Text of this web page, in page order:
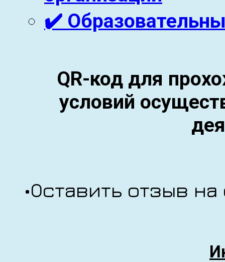
✔️
QR-код для
условий
•Оставить отзыв на